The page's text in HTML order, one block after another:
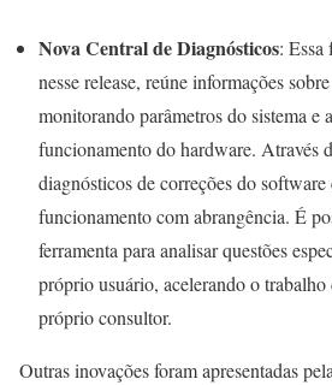
Nova Central de Diagnósticos: Essa
nesse release, reúne informações
monitorando parâmetros do sistema e
funcionamento do hardware. Através
diagnósticos de correções do software
funcionamento com abrangência. É
ferramenta para analisar questões
próprio usuário, acelerando o
próprio consultor.
Outras inovações foram apresentadas